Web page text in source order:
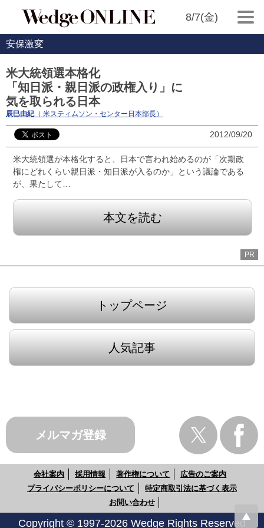
8/7(金)
安保激変
米大統領選本格化
「知日派・親日派の政権入り」に
気を取られる日本
辰巳由紀（ 米スティムソン・センター日本部長）
2012/09/20
米大統領選が本格化すると、日本で言われ始めるのが「次期政
権にどれくらい親日派・知日派が入るのか」という議論である
が、果たして…
本文を読む
PR
トップページ
人気記事
メルマガ登録
会社案内 採用情報 著作権について
広告のご案内
プライバシーポリシーについて
特定商取引法に基づく表示
お問い合わせ
Copyright © 1997-2026 Wedge Rights Reserved